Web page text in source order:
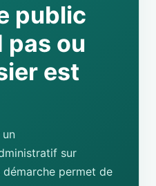
public
pas ou
est
sur
permet de